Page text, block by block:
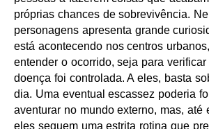
próprias chances de sobrevivência.
personagens apresenta grande
está acontecendo nos centros
entender o ocorrido, seja para
doença foi controlada. A eles, basta
dia. Uma eventual escassez poderia
aventurar no mundo externo, mas, até
eles seguem uma estrita rotina que